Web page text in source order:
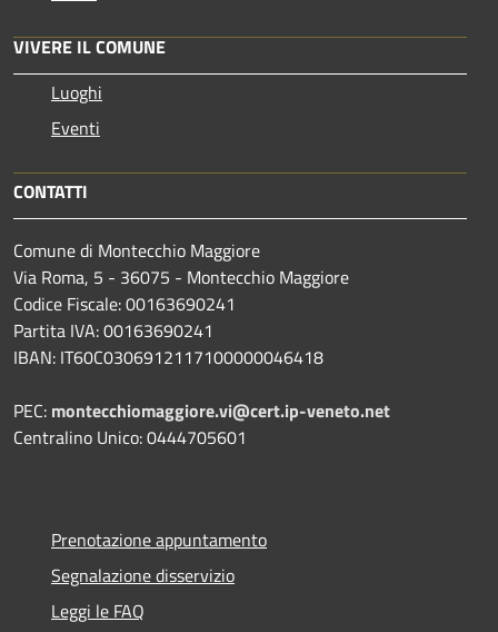
VIVERE IL COMUNE
Luoghi
Eventi
CONTATTI
Comune di Montecchio Maggiore
Via Roma, 5 - 36075 - Montecchio Maggiore
Codice Fiscale: 00163690241
Partita IVA: 00163690241
IBAN: IT60C0306912117100000046418
PEC: montecchiomaggiore.vi@cert.ip-veneto.net
Centralino Unico: 0444705601
Prenotazione appuntamento
Segnalazione disservizio
Leggi le FAQ